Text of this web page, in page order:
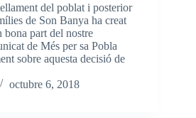
del poblat i posterior
de Son Banya ha creat
bona part del nostre
de Més per sa Pobla
sobre aquesta decisió de
octubre 6, 2018